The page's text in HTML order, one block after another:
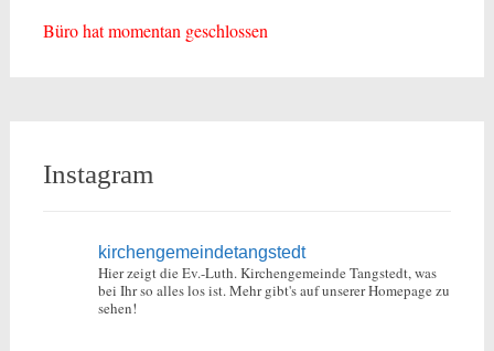
Büro hat momentan geschlossen
Instagram
kirchengemeindetangstedt
Hier zeigt die Ev.-Luth. Kirchengemeinde Tangstedt, was
bei Ihr so alles los ist.Mehr gibt's auf unserer Homepage zu
sehen!